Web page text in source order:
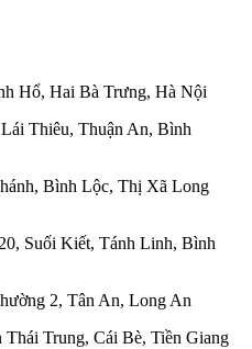
Hổ, Hai Bà Trưng, Hà Nội
Thiêu, Thuận An, Bình
Bình Lộc, Thị Xã Long
Suối Kiết, Tánh Linh, Bình
2, Tân An, Long An
Thái Trung, Cái Bè, Tiền Giang